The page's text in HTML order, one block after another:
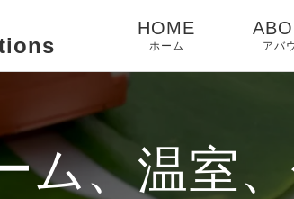
HOME
ホーム アバ
ム、温室